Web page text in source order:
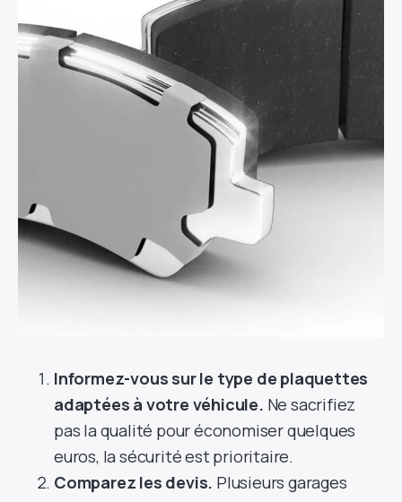
Informez-vous sur le type de plaquettes
adaptées à votre véhicule. Ne sacrifiez
pas la qualité pour économiser quelques
euros, la sécurité est prioritaire.
Comparez les devis. Plusieurs garages